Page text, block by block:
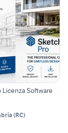
Licenza Software
(RC)